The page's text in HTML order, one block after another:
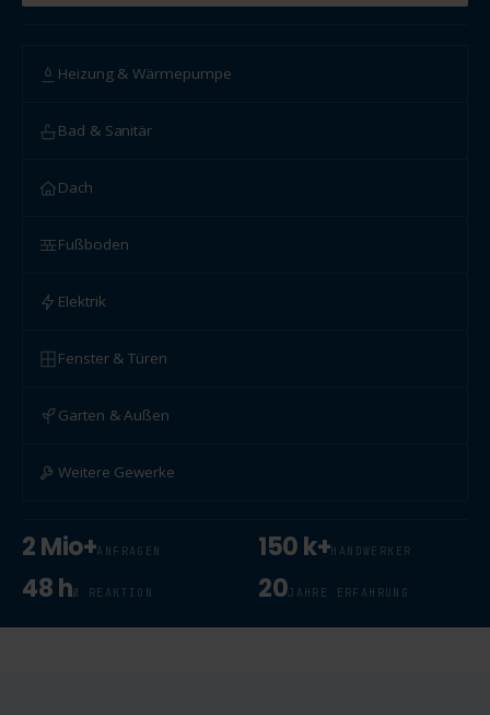
Heizung & Wärmepumpe
Bad & Sanitär
Dach
Fußboden
Elektrik
Fenster & Türen
Garten & Außen
Weitere Gewerke
2 Mio+ANFRAGEN 150 k+HANDWERKER
48 hØ REAKTION 20JAHRE ERFAHRUNG